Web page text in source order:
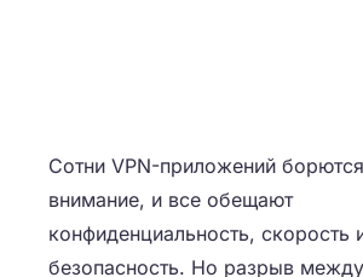
Сотни VPN-приложений
внимание, и все обещают
конфиденциальность, скорость
безопасность. Но разрыв между